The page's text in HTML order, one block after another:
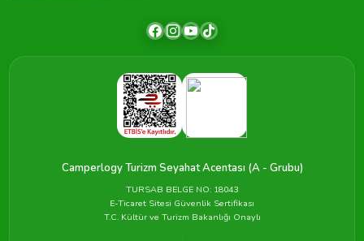
Camperlogy Turizm Seyahat Acentası (A - Grubu)
TURSAB BELGE NO: 18043
E-Ticaret Sitesi Güvenlik Sertifikası
T.C. Kültür ve Turizm Bakanlığı Onaylı